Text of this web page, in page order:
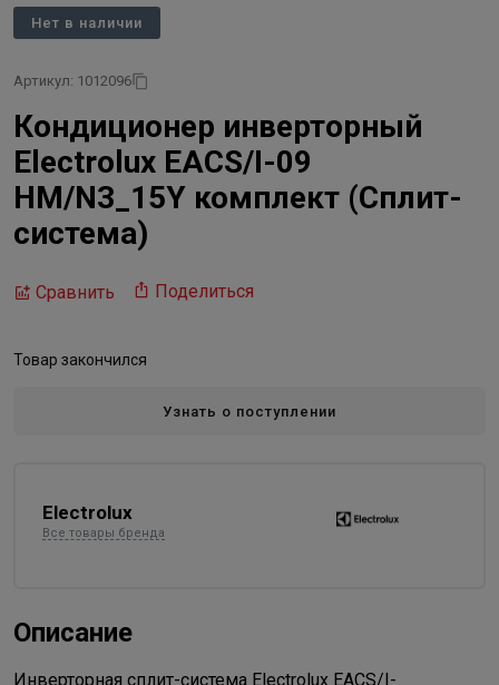
Нет в наличии
Артикул: 1012096
Кондиционер инверторный
Electrolux EACS/I-09
HM/N3_15Y комплект (Сплит-
система)
Сравнить Поделиться
Товар закончился
Узнать о поступлении
Electrolux
Все товары бренда
Описание
Инверторная сплит-система Electrolux EACS/I-